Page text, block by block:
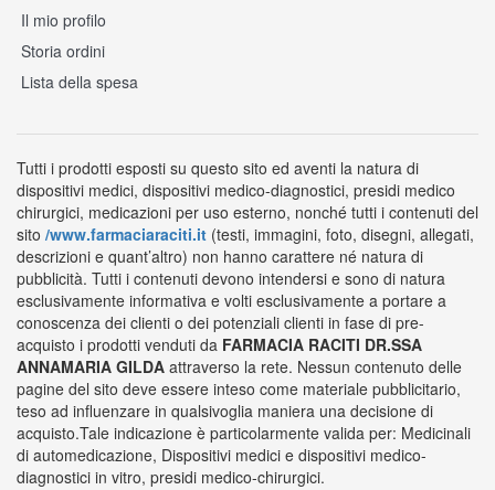
Il mio profilo
Storia ordini
Lista della spesa
Tutti i prodotti esposti su questo sito ed aventi la natura di
dispositivi medici, dispositivi medico-diagnostici, presidi medico
chirurgici, medicazioni per uso esterno, nonché tutti i contenuti del
sito /www.farmaciaraciti.it (testi, immagini, foto, disegni, allegati,
descrizioni e quant’altro) non hanno carattere né natura di
pubblicità. Tutti i contenuti devono intendersi e sono di natura
esclusivamente informativa e volti esclusivamente a portare a
conoscenza dei clienti o dei potenziali clienti in fase di pre-
acquisto i prodotti venduti da FARMACIA RACITI DR.SSA
ANNAMARIA GILDA attraverso la rete. Nessun contenuto delle
pagine del sito deve essere inteso come materiale pubblicitario,
teso ad influenzare in qualsivoglia maniera una decisione di
acquisto.Tale indicazione è particolarmente valida per: Medicinali
di automedicazione, Dispositivi medici e dispositivi medico-
diagnostici in vitro, presidi medico-chirurgici.